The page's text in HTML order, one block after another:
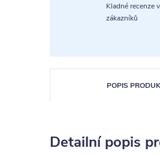
Kladné recenze
zákazníků
POPIS
Detailní popis